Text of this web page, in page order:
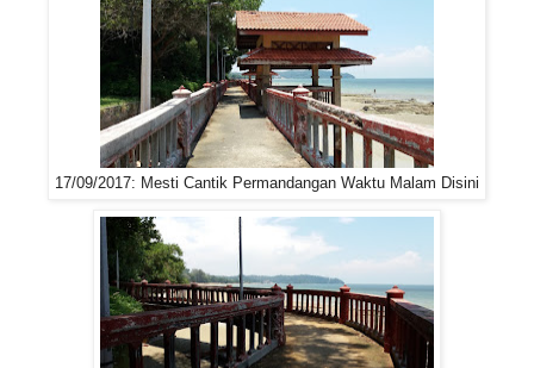
17/09/2017: Mesti Cantik Permandangan Waktu Malam Disini